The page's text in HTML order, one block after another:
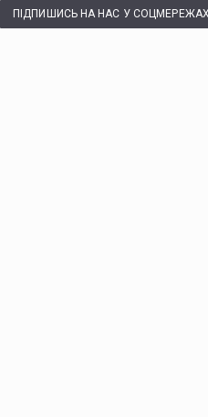
ПІДПИШИСЬ НА НАС У